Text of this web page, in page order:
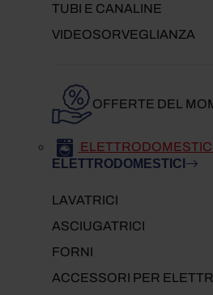
TUBI E CANALINE
VIDEOSORVEGLIANZA
OFFERTE DEL
ELETTRODOMESTICI
LAVATRICI
ASCIUGATRICI
FORNI
ACCESSORI PER